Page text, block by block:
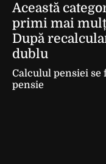
Această
primi mai
După
dublu
Calculul pensiei se
pensie